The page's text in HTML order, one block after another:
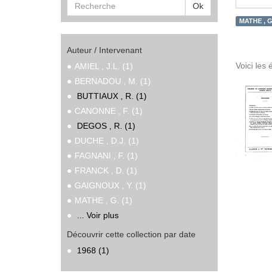
Ok
Auteur / Intervenant
AMIEL , J.L. (1)
BERNADOU , M. (1)
BUTTIAUX , R. (1)
CANONNE , F. (1)
DEGOS , R. (1)
DUCHE , D.J. (1)
FAGNANI , F. (1)
FRANCK , D. (1)
GAIGNOUX , Y. (1)
MATHE , G. (1)
... Voir plus
Découvrir cette collection par date
1968 (1)
MATHE ,
Voici les